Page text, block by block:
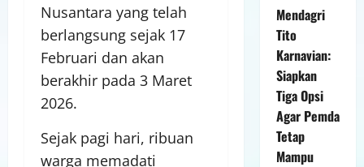
Nusantara yang telah
berlangsung sejak 17
Februari dan akan
berakhir pada 3 Maret
2026.
Sejak pagi hari, ribuan
warga memadati
Mendagri
Tito
Karnavian:
Siapkan
Tiga Opsi
Agar Pemda
Tetap
Mampu